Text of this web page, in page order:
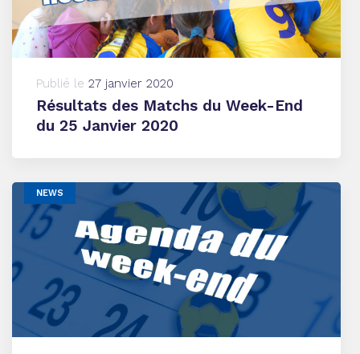
Publié le 27 janvier 2020
Résultats des Matchs du Week-End
du 25 Janvier 2020
NEWS